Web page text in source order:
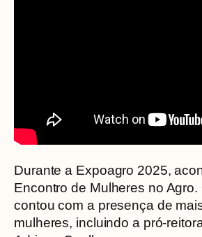
Durante a Expoagro 2025,
Encontro de Mulheres no Agro.
contou com a presença de
mulheres, incluindo a pró-